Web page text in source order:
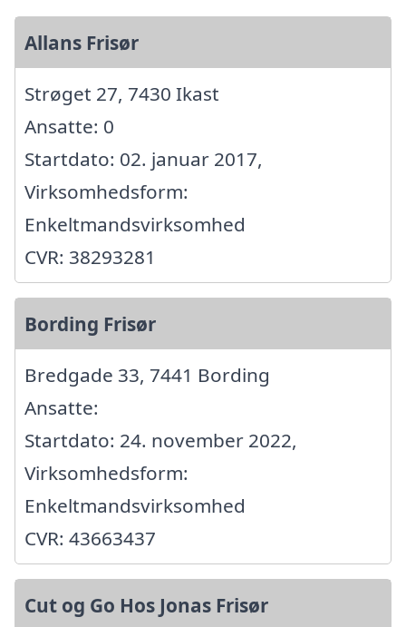
Allans Frisør
Strøget 27, 7430 Ikast
Ansatte: 0
Startdato: 02. januar 2017,
Virksomhedsform:
Enkeltmandsvirksomhed
CVR: 38293281
Bording Frisør
Bredgade 33, 7441 Bording
Ansatte:
Startdato: 24. november 2022,
Virksomhedsform:
Enkeltmandsvirksomhed
CVR: 43663437
Cut og Go Hos Jonas Frisør